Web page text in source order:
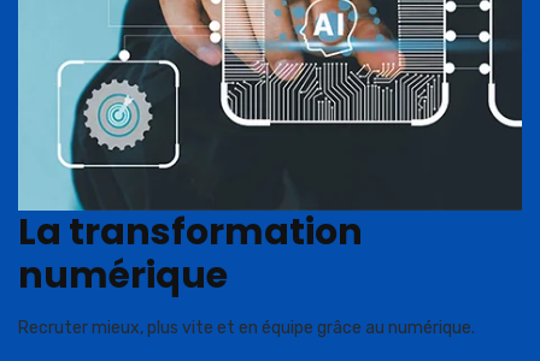
La transformation
numérique
Recruter mieux, plus vite et en équipe grâce au numérique.